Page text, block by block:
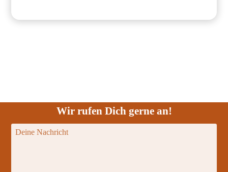
Wir rufen Dich gerne an!